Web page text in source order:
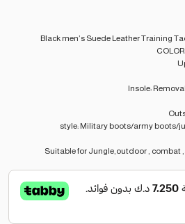
Black men’s Suede Leather Training
Insole:
style: Military boots/army boots/
Suitable for Jungle,outdoor , combat